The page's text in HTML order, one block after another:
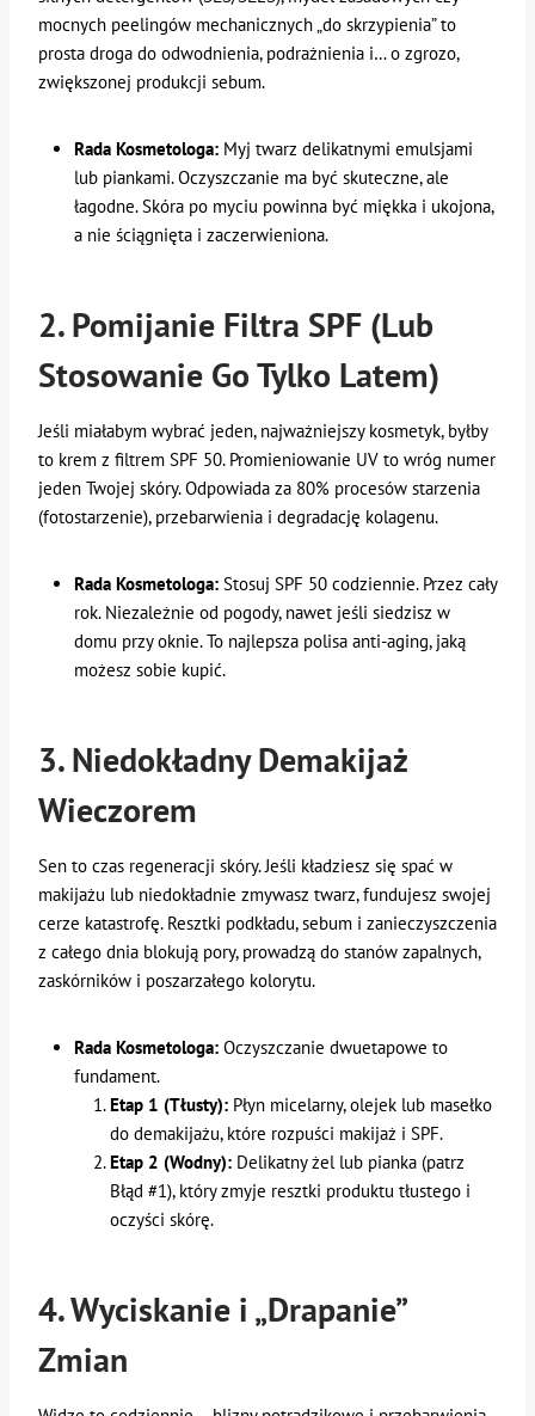
mocnych peelingów mechanicznych „do skrzypienia” to
prosta droga do odwodnienia, podrażnienia i… o zgrozo,
zwiększonej produkcji sebum.
Rada Kosmetologa: Myj twarz delikatnymi emulsjami
lub piankami. Oczyszczanie ma być skuteczne, ale
łagodne. Skóra po myciu powinna być miękka i ukojona,
a nie ściągnięta i zaczerwieniona.
2. Pomijanie Filtra SPF (Lub
Stosowanie Go Tylko Latem)
Jeśli miałabym wybrać jeden, najważniejszy kosmetyk, byłby
to krem z filtrem SPF 50. Promieniowanie UV to wróg numer
jeden Twojej skóry. Odpowiada za 80% procesów starzenia
(fotostarzenie), przebarwienia i degradację kolagenu.
Rada Kosmetologa: Stosuj SPF 50 codziennie. Przez cały
rok. Niezależnie od pogody, nawet jeśli siedzisz w
domu przy oknie. To najlepsza polisa anti-aging, jaką
możesz sobie kupić.
3. Niedokładny Demakijaż
Wieczorem
Sen to czas regeneracji skóry. Jeśli kładziesz się spać w
makijażu lub niedokładnie zmywasz twarz, fundujesz swojej
cerze katastrofę. Resztki podkładu, sebum i zanieczyszczenia
z całego dnia blokują pory, prowadzą do stanów zapalnych,
zaskórników i poszarzałego kolorytu.
Rada Kosmetologa: Oczyszczanie dwuetapowe to
fundament.
Etap 1 (Tłusty): Płyn micelarny, olejek lub masełko
do demakijażu, które rozpuści makijaż i SPF.
Etap 2 (Wodny): Delikatny żel lub pianka (patrz
Błąd #1), który zmyje resztki produktu tłustego i
oczyści skórę.
4. Wyciskanie i „Drapanie”
Zmian